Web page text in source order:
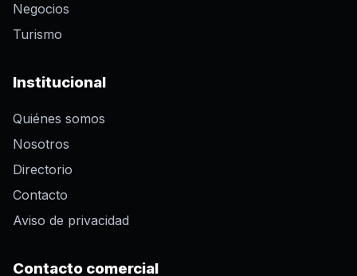
Negocios
Turismo
Institucional
Quiénes somos
Nosotros
Directorio
Contacto
Aviso de privacidad
Contacto comercial